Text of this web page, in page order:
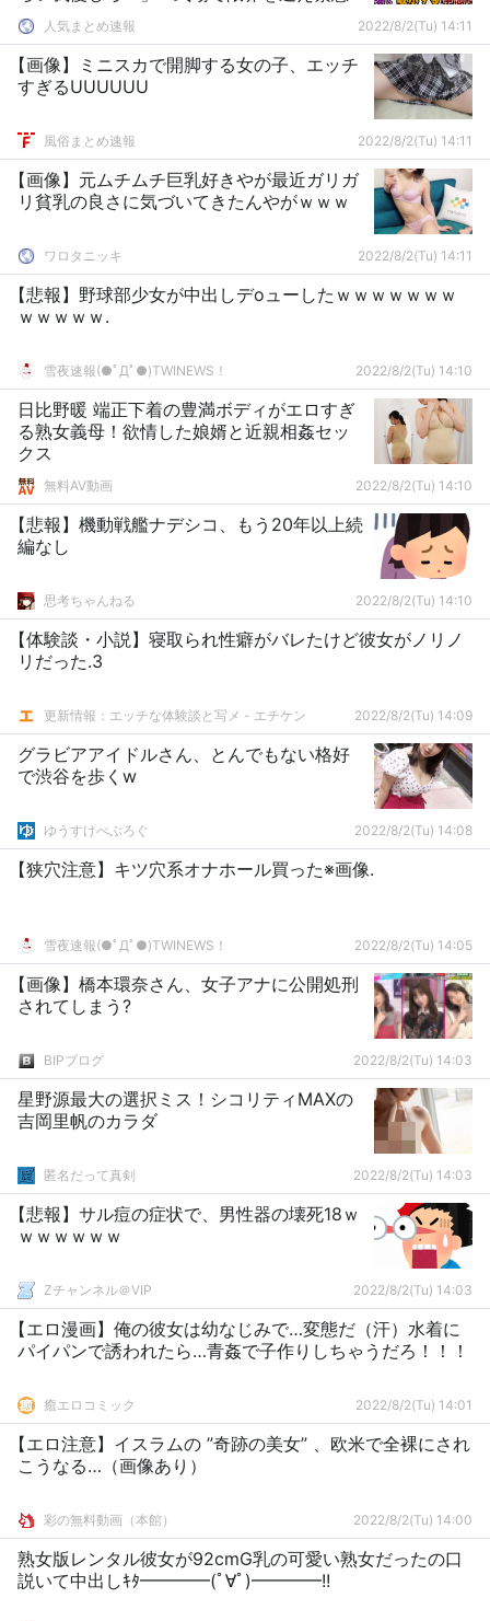
搬送される事態に…【スカっとする話】
人気まとめ速報 2022/8/2(Tu) 14:11
【画像】ミニスカで開脚する女の子、エッチ
すぎるUUUUUU
風俗まとめ速報 2022/8/2(Tu) 14:11
【画像】元ムチムチ巨乳好きやが最近ガリガ
リ貧乳の良さに気づいてきたんやがｗｗｗ
ワロタニッキ 2022/8/2(Tu) 14:11
【悲報】野球部少女が中出しデoューしたｗｗｗｗｗｗｗ
ｗｗｗｗｗ.
雪夜速報(●ﾟДﾟ●)TWINEWS！ 2022/8/2(Tu) 14:10
日比野暖 端正下着の豊満ボディがエロすぎ
る熟女義母！欲情した娘婿と近親相姦セッ
クス
無料AV動画 2022/8/2(Tu) 14:10
【悲報】機動戦艦ナデシコ、もう20年以上続
編なし
思考ちゃんねる 2022/8/2(Tu) 14:10
【体験談・小説】寝取られ性癖がバレたけど彼女がノリノ
リだった.3
更新情報：エッチな体験談と写メ - エチケン 2022/8/2(Tu) 14:09
グラビアアイドルさん、とんでもない格好
で渋谷を歩くw
ゆうすけべぶろぐ 2022/8/2(Tu) 14:08
【狭穴注意】キツ穴系オナホール買った※画像.
雪夜速報(●ﾟДﾟ●)TWINEWS！ 2022/8/2(Tu) 14:05
【画像】橋本環奈さん、女子アナに公開処刑
されてしまう?
BIPブログ 2022/8/2(Tu) 14:03
星野源最大の選択ミス！シコリティMAXの
吉岡里帆のカラダ
匿名だって真剣 2022/8/2(Tu) 14:03
【悲報】サル痘の症状で、男性器の壊死18ｗ
ｗｗｗｗｗｗ
Zチャンネル＠VIP 2022/8/2(Tu) 14:03
【エロ漫画】俺の彼女は幼なじみで…変態だ（汗）水着に
パイパンで誘われたら…青姦で子作りしちゃうだろ！！！
癒エロコミック 2022/8/2(Tu) 14:01
【エロ注意】イスラムの ”奇跡の美女” 、欧米で全裸にされ
こうなる…（画像あり）
彩の無料動画（本館） 2022/8/2(Tu) 14:00
熟女版レンタル彼女が92cmG乳の可愛い熟女だったの口
説いて中出しｷﾀ━━━━(ﾟ∀ﾟ)━━━━!!